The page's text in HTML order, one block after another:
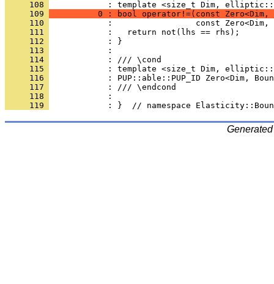
     108
: template <size_t Dim,
     109
0 : bool operator!=(const Zero<Dim,
     110
:                 const
     111
            :   return not(lhs == rhs);
     112
            : }
     113
            :
     114
            : /// \cond
     115
: template <size_t Dim,
     116
: PUP::able::PUP_ID Zero<Dim,
     117
            : /// \endcond
     118
            :
     119
: }  // namespace